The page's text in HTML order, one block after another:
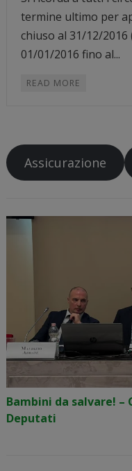
termine ultimo per
chiuso al 31/12/
01/01/2016 fino al...
READ MORE
Assicurazione
Bambini da salvare! –
Deputati